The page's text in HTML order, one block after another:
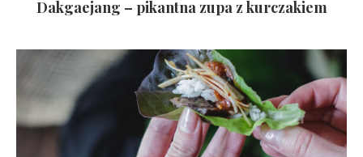
Dakgaejang – pikantna zupa z kurczakiem